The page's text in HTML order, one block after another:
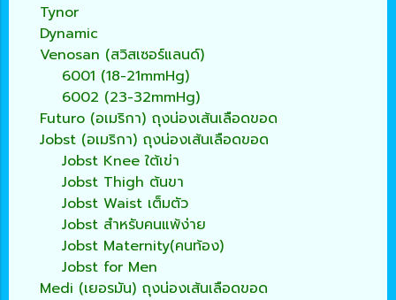
Tynor
Dynamic
Venosan (สวิสเซอร์แลนด์)
6001 (18-21mmHg)
6002 (23-32mmHg)
Futuro (อเมริกา) ถุงน่องเส้นเลือดขอด
Jobst (อเมริกา) ถุงน่องเส้นเลือดขอด
Jobst Knee ใต้เข่า
Jobst Thigh ต้นขา
Jobst Waist เต็มตัว
Jobst สำหรับคนแพ้ง่าย
Jobst Maternity(คนท้อง)
Jobst for Men
Medi (เยอรมัน) ถุงน่องเส้นเลือดขอด